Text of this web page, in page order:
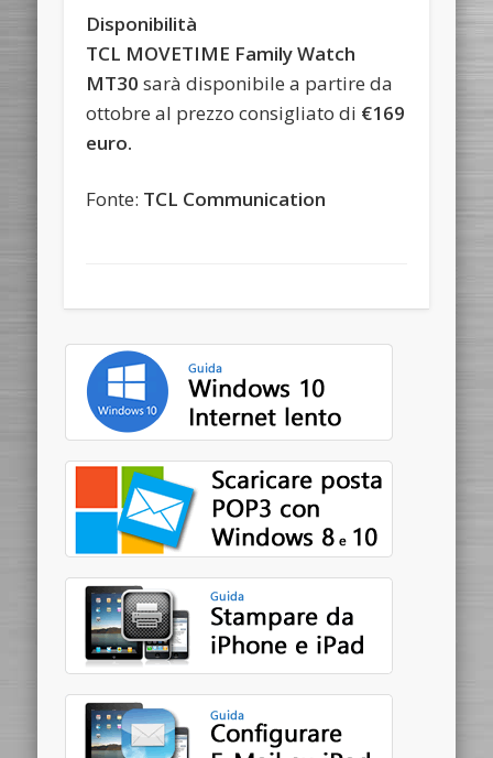
Disponibilità
TCL MOVETIME Family Watch
MT30 sarà disponibile a partire da
ottobre al prezzo consigliato di €169
euro.
Fonte: TCL Communication